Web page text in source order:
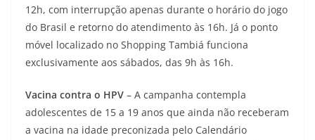
12h, com interrupção apenas durante o horário do jogo
do Brasil e retorno do atendimento às 16h. Já o ponto
móvel localizado no Shopping Tambiá funciona
exclusivamente aos sábados, das 9h às 16h.
Vacina contra o HPV – A campanha contempla
adolescentes de 15 a 19 anos que ainda não receberam
a vacina na idade preconizada pelo Calendário